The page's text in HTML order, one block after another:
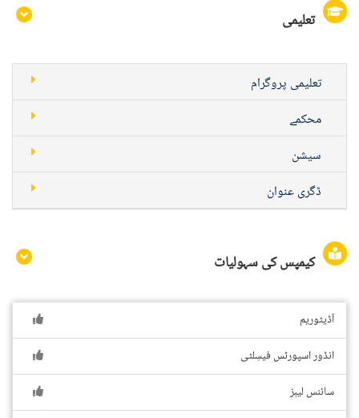
تعلیمی
تعلیمی پروگرام
محکمے
سیشن
ڈگری عنوان
کیمپس کی سہولیات
آڈیٹوریم
انڈور اسپورٹس فیسِلٹی
سائنس لیبز